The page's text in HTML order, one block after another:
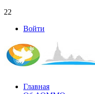
22
Войти
Главная